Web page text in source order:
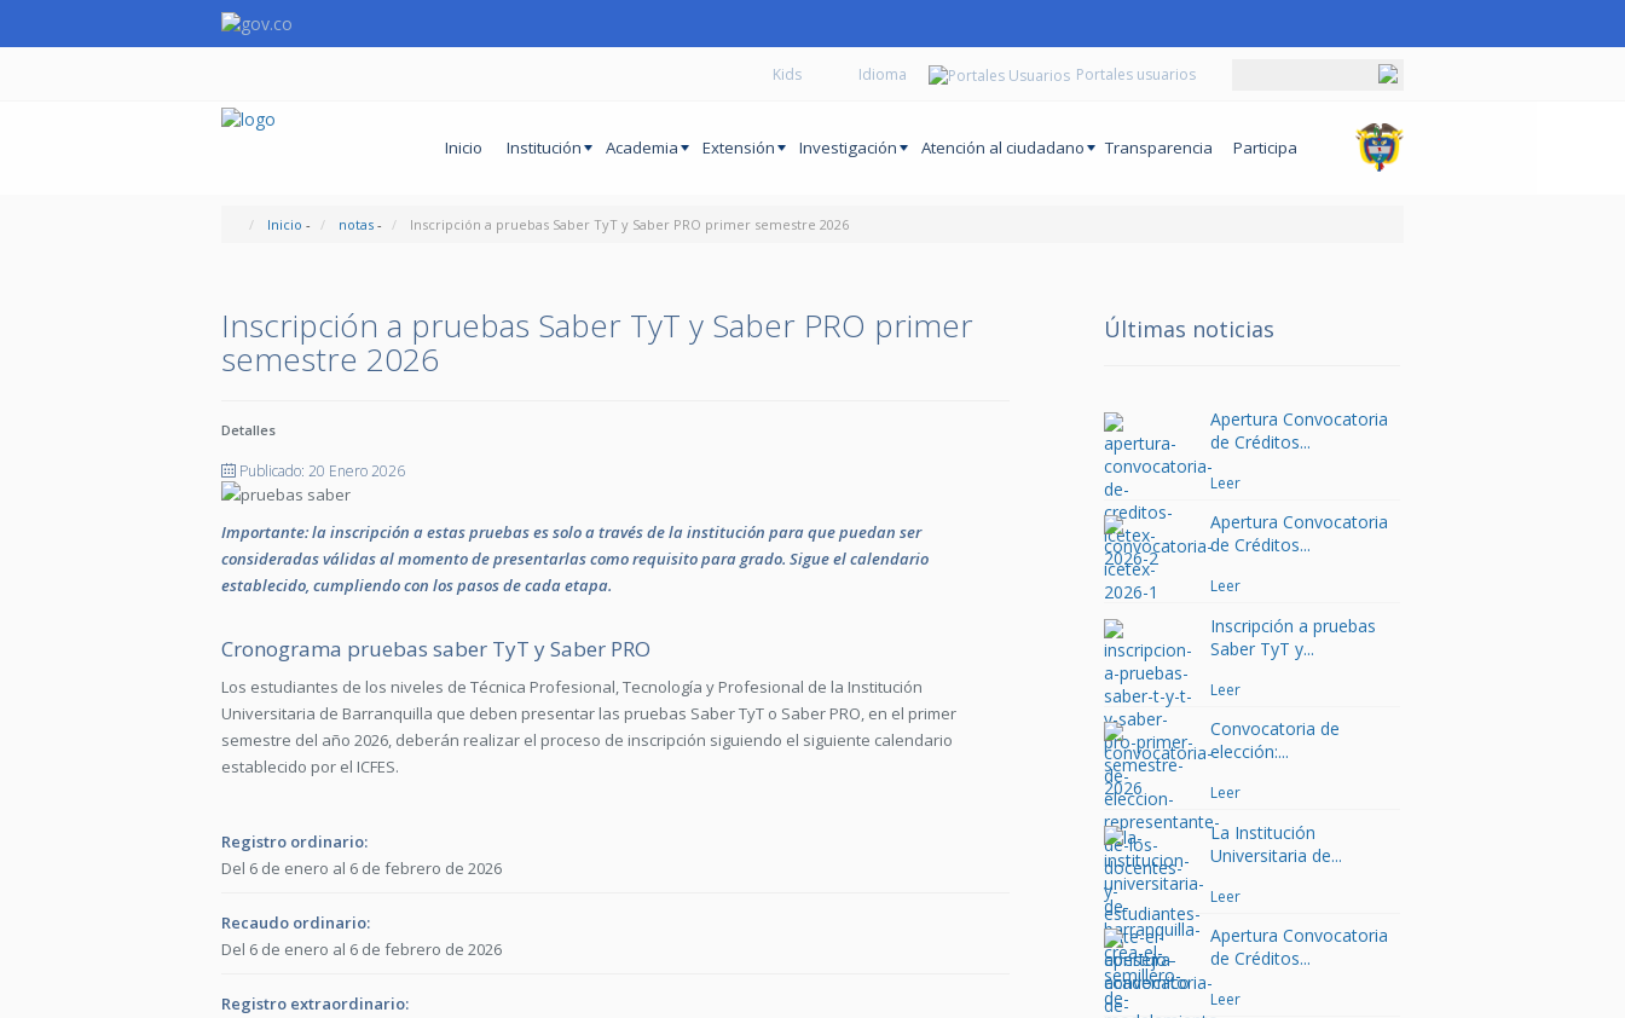
Kids Portales usuarios
Inicio Institución Academia Extensión Investigación Atención al ciudadano Transparencia Participa
Inicio - notas - Inscripción a pruebas Saber TyT y Saber PRO primer semestre 2026
Inscripción a pruebas Saber TyT y Saber PRO primer
semestre 2026
Detalles
Publicado: 20 Enero 2026
Importante: la inscripción a estas pruebas es solo a través de la institución para que puedan ser
consideradas válidas al momento de presentarlas como requisito para grado. Sigue el calendario
establecido, cumpliendo con los pasos de cada etapa.
Cronograma pruebas saber TyT y Saber PRO
Los estudiantes de los niveles de Técnica Profesional, Tecnología y Profesional de la Institución
Universitaria de Barranquilla que deben presentar las pruebas Saber TyT o Saber PRO, en el primer
semestre del año 2026, deberán realizar el proceso de inscripción siguiendo el siguiente calendario
establecido por el ICFES.
Registro ordinario:
Del 6 de enero al 6 de febrero de 2026
Recaudo ordinario:
Del 6 de enero al 6 de febrero de 2026
Registro extraordinario:
Últimas noticias
Apertura Convocatoria
de Créditos...
Leer
Apertura Convocatoria
de Créditos...
Leer
Inscripción a pruebas
Saber TyT y...
Leer
Convocatoria de
elección:...
Leer
La Institución
Universitaria de...
Leer
Apertura Convocatoria
de Créditos...
Leer